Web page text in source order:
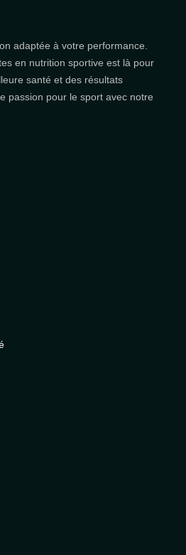
adaptée à votre performance.
en nutrition sportive est là pour
santé et des résultats
passion pour le sport avec notre